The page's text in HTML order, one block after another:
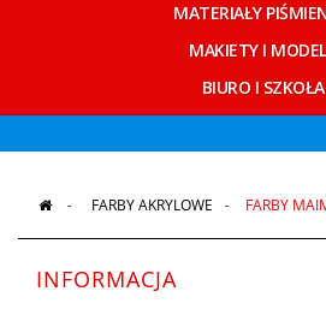
MATERIAŁY
MAKIETY I
BIURO I SZKOŁA
> FARBY AKRYLOWE > FARBY
INFORMACJA